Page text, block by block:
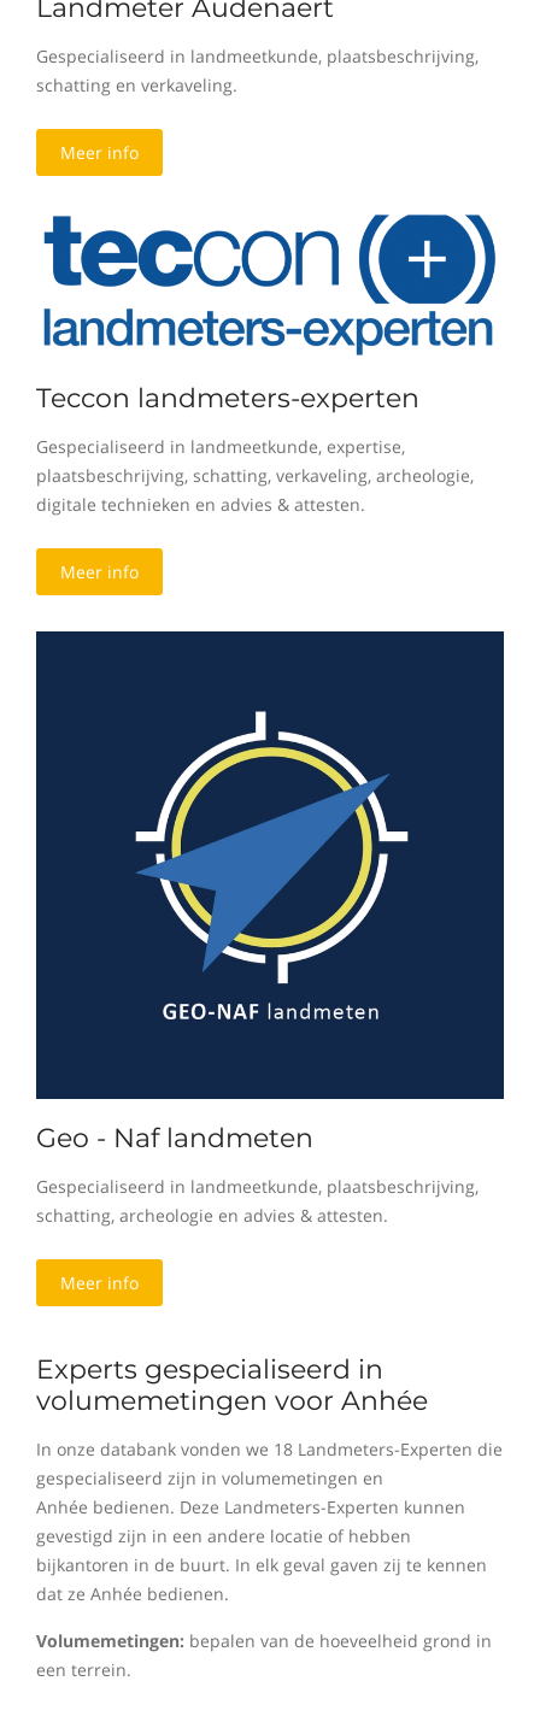
Landmeter Audenaert
Gespecialiseerd in landmeetkunde, plaatsbeschrijving,
schatting en verkaveling.
Meer info
Teccon landmeters-experten
Gespecialiseerd in landmeetkunde, expertise,
plaatsbeschrijving, schatting, verkaveling, archeologie,
digitale technieken en advies & attesten.
Meer info
Geo - Naf landmeten
Gespecialiseerd in landmeetkunde, plaatsbeschrijving,
schatting, archeologie en advies & attesten.
Meer info
Experts gespecialiseerd in
volumemetingen voor Anhée
In onze databank vonden we 18 Landmeters-Experten die
gespecialiseerd zijn in volumemetingen en
Anhée bedienen. Deze Landmeters-Experten kunnen
gevestigd zijn in een andere locatie of hebben
bijkantoren in de buurt. In elk geval gaven zij te kennen
dat ze Anhée bedienen.
Volumemetingen: bepalen van de hoeveelheid grond in
een terrein.